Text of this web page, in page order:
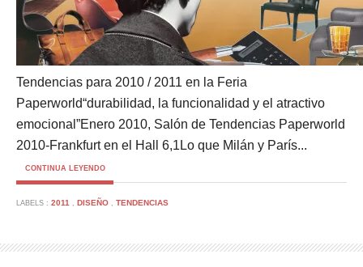
Tendencias para 2010 / 2011 en la Feria
Paperworld“durabilidad, la funcionalidad y el atractivo
emocional”Enero 2010, Salón de Tendencias Paperworld
2010-Frankfurt en el Hall 6,1Lo que Milán y París...
CONTINUA LEYENDO
LABELS : 2011 , DISEÑO , TENDENCIAS